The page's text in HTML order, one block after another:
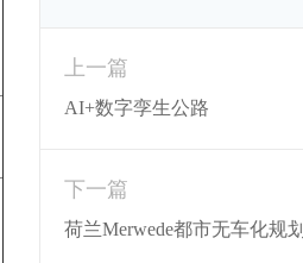
上一篇
AI+数字孪生公路
下一篇
荷兰Merwede都市无车化规划